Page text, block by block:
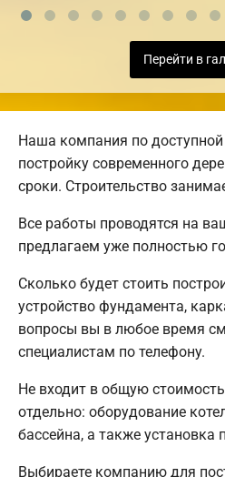
Перейти в
Наша компания по доступной
постройку современного
сроки. Строительство
Все работы проводятся на
предлагаем уже полностью
Сколько будет стоить
устройство фундамента,
вопросы вы в любое время
специалистам по телефону.
Не входит в общую
отдельно: оборудование
бассейна, а также установка
Выбираете компанию для